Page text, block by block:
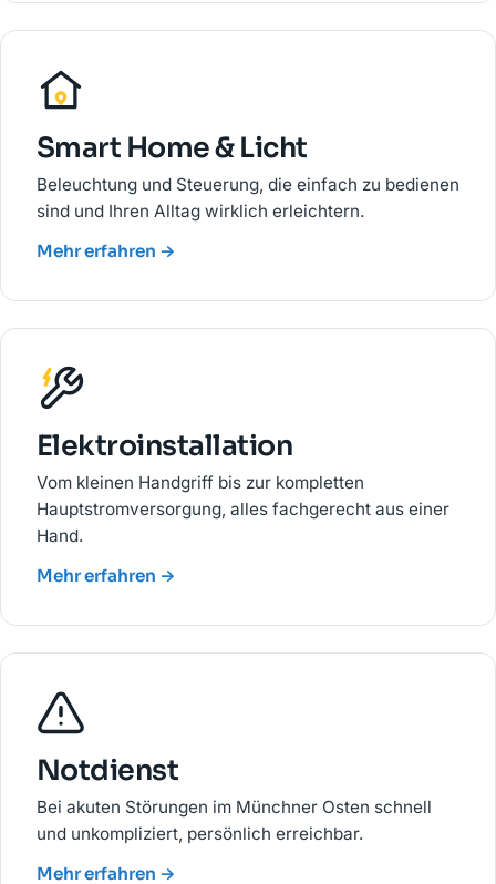
Smart Home & Licht
Beleuchtung und Steuerung, die einfach zu bedienen
sind und Ihren Alltag wirklich erleichtern.
Mehr erfahren →
Elektroinstallation
Vom kleinen Handgriff bis zur kompletten
Hauptstromversorgung, alles fachgerecht aus einer
Hand.
Mehr erfahren →
Notdienst
Bei akuten Störungen im Münchner Osten schnell
und unkompliziert, persönlich erreichbar.
Mehr erfahren →